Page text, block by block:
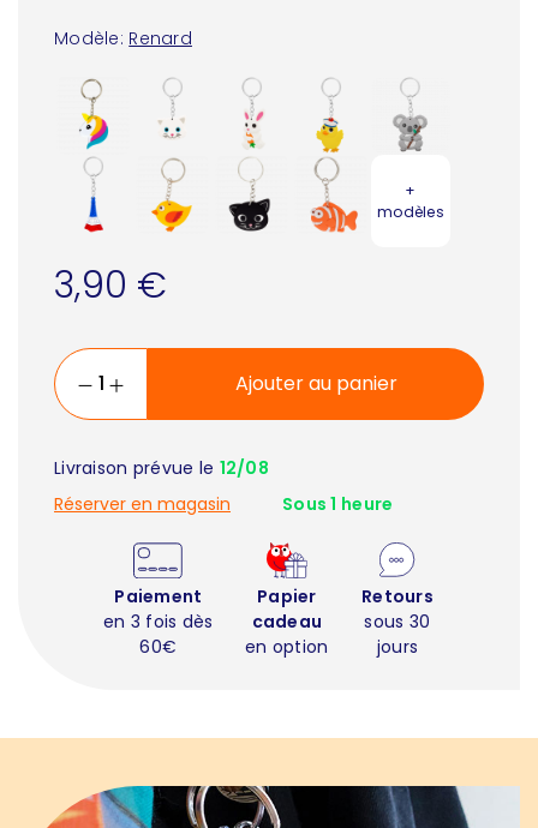
Modèle: Renard
+
modèles
3,90 €
Ajouter au panier
Livraison prévue le 12/08
Réserver en magasin
Sous 1 heure
Paiement
en 3 fois dès
60€
Papier
cadeau
en option
Retours
sous 30
jours